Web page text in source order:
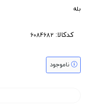
بله
کدکالا:
ناموجود